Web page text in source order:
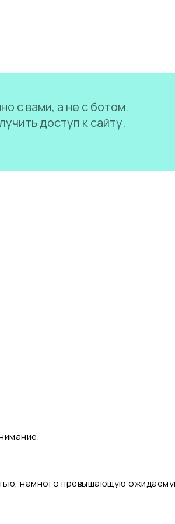
с вами, а не с ботом.
доступ к сайту.
намного превышающую